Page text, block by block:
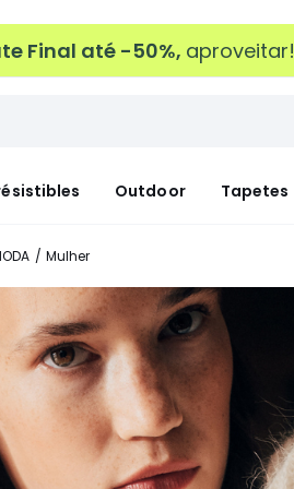
Final até -50%, aproveitar!
Outdoor Tapetes
Mulher